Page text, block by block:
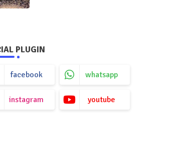
PLUGIN
facebook whatsapp
instagram youtube